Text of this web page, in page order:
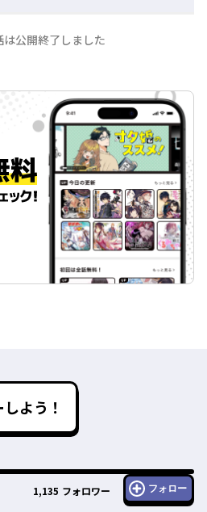
は公開終了しました
よう！
1,135 フォロワー フォロー